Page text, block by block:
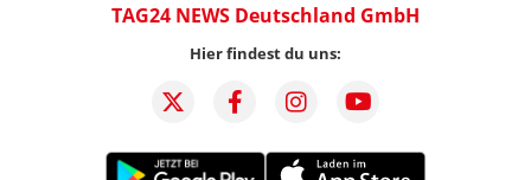
TAG24 NEWS Deutschland GmbH
Hier findest du uns: